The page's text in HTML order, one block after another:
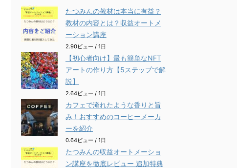
たつみんの教材は本当に有益？
教材の内容とは？収益オートメ
ーション講座
2.90ビュー / 1日
【初心者向け】最も簡単なNFT
アートの作り方【5ステップで解
説】
2.64ビュー / 1日
カフェで淹れたような香りと旨
み！おすすめのコーヒーメーカ
ーを紹介
0.64ビュー / 1日
たつみんの収益オートメーショ
ン講座を徹底レビュー 追加特典